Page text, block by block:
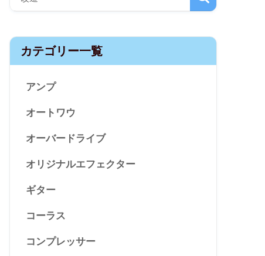
カテゴリー一覧
アンプ
オートワウ
オーバードライブ
オリジナルエフェクター
ギター
コーラス
コンプレッサー